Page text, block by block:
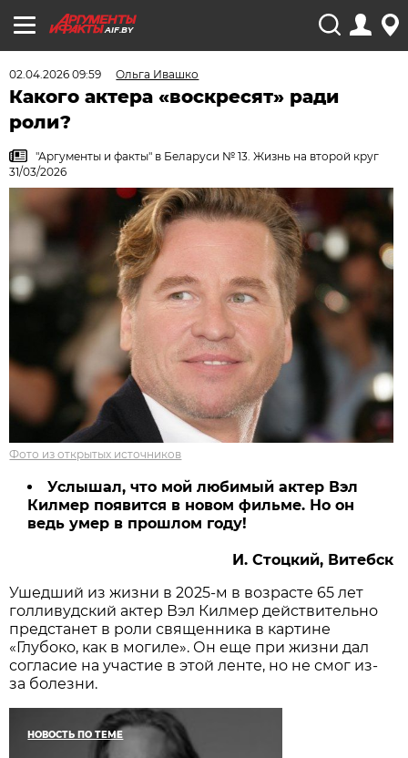
AIF.BY
02.04.2026 09:59 Ольга Ивашко
Какого актера «воскресят» ради
роли?
"Аргументы и факты" в Беларуси № 13. Жизнь на второй круг
31/03/2026
Фото из открытых источников
Услышал, что мой любимый актер Вэл
Килмер появится в новом фильме. Но он
ведь умер в прошлом году!
И. Стоцкий, Витебск
Ушедший из жизни в 2025-м в возрасте 65 лет
голливудский актер Вэл Килмер действительно
предстанет в роли священника в картине
«Глубоко, как в могиле». Он еще при жизни дал
согласие на участие в этой ленте, но не смог из-
за болезни.
НОВОСТЬ ПО ТЕМЕ